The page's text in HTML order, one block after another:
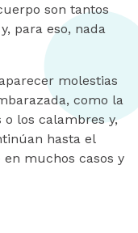
son tantos
para eso, nada
molestias
como la
o los calambres y,
hasta el
muchos casos y